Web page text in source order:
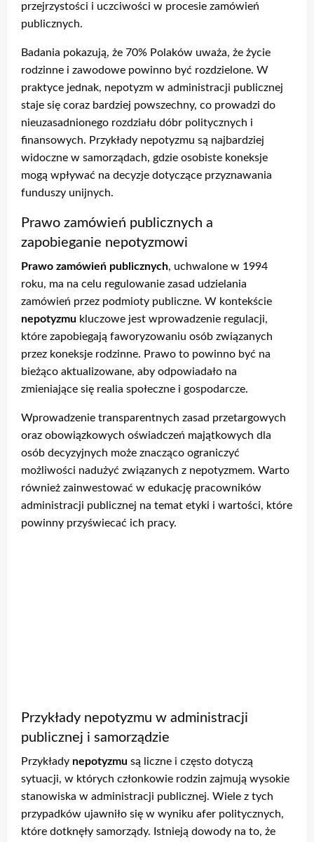
przejrzystości i uczciwości w procesie zamówień
publicznych.
Badania pokazują, że 70% Polaków uważa, że życie
rodzinne i zawodowe powinno być rozdzielone. W
praktyce jednak, nepotyzm w administracji publicznej
staje się coraz bardziej powszechny, co prowadzi do
nieuzasadnionego rozdziału dóbr politycznych i
finansowych. Przykłady nepotyzmu są najbardziej
widoczne w samorządach, gdzie osobiste koneksje
mogą wpływać na decyzje dotyczące przyznawania
funduszy unijnych.
Prawo zamówień publicznych a
zapobieganie nepotyzmowi
Prawo zamówień publicznych, uchwalone w 1994
roku, ma na celu regulowanie zasad udzielania
zamówień przez podmioty publiczne. W kontekście
nepotyzmu kluczowe jest wprowadzenie regulacji,
które zapobiegają faworyzowaniu osób związanych
przez koneksje rodzinne. Prawo to powinno być na
bieżąco aktualizowane, aby odpowiadało na
zmieniające się realia społeczne i gospodarcze.
Wprowadzenie transparentnych zasad przetargowych
oraz obowiązkowych oświadczeń majątkowych dla
osób decyzyjnych może znacząco ograniczyć
możliwości nadużyć związanych z nepotyzmem. Warto
również zainwestować w edukację pracowników
administracji publicznej na temat etyki i wartości, które
powinny przyświecać ich pracy.
Przykłady nepotyzmu w administracji
publicznej i samorządzie
Przykłady nepotyzmu są liczne i często dotyczą
sytuacji, w których członkowie rodzin zajmują wysokie
stanowiska w administracji publicznej. Wiele z tych
przypadków ujawniło się w wyniku afer politycznych,
które dotknęły samorządy. Istnieją dowody na to, że